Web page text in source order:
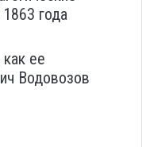
года
как ее
Водовозов